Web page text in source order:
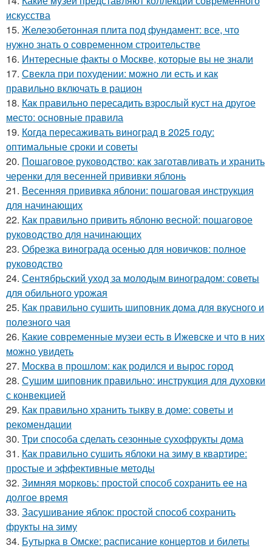
искусства
15. Железобетонная плита под фундамент: все, что
нужно знать о современном строительстве
16. Интересные факты о Москве, которые вы не знали
17. Свекла при похудении: можно ли есть и как
правильно включать в рацион
18. Как правильно пересадить взрослый куст на другое
место: основные правила
19. Когда пересаживать виноград в 2025 году:
оптимальные сроки и советы
20. Пошаговое руководство: как заготавливать и хранить
черенки для весенней прививки яблонь
21. Весенняя прививка яблони: пошаговая инструкция
для начинающих
22. Как правильно привить яблоню весной: пошаговое
руководство для начинающих
23. Обрезка винограда осенью для новичков: полное
руководство
24. Сентябрьский уход за молодым виноградом: советы
для обильного урожая
25. Как правильно сушить шиповник дома для вкусного и
полезного чая
26. Какие современные музеи есть в Ижевске и что в них
можно увидеть
27. Москва в прошлом: как родился и вырос город
28. Сушим шиповник правильно: инструкция для духовки
с конвекцией
29. Как правильно хранить тыкву в доме: советы и
рекомендации
30. Три способа сделать сезонные сухофрукты дома
31. Как правильно сушить яблоки на зиму в квартире:
простые и эффективные методы
32. Зимняя морковь: простой способ сохранить ее на
долгое время
33. Засушивание яблок: простой способ сохранить
фрукты на зиму
34. Бутырка в Омске: расписание концертов и билеты